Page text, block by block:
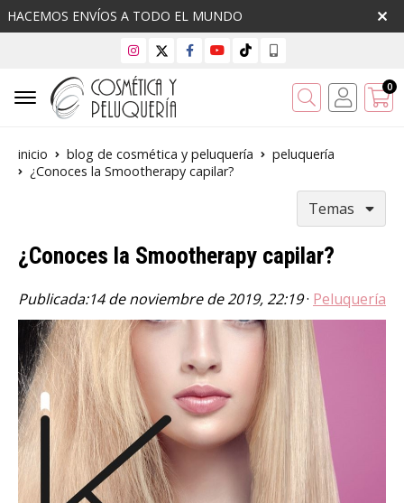
HACEMOS ENVÍOS A TODO EL MUNDO
Buscar 0
inicio blog de cosmética y peluquería
peluquería
¿Conoces la Smootherapy capilar?
Temas
¿Conoces la Smootherapy capilar?
Publicada:14 de noviembre de 2019, 22:19· Peluquería